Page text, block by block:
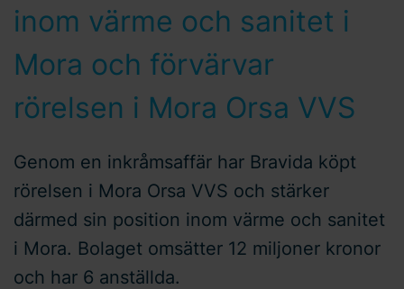
inom värme och sanitet i
Mora och förvärvar
rörelsen i Mora Orsa VVS
Genom en inkråmsaffär har Bravida köpt
rörelsen i Mora Orsa VVS och stärker
därmed sin position inom värme och sanitet
i Mora. Bolaget omsätter 12 miljoner kronor
och har 6 anställda.